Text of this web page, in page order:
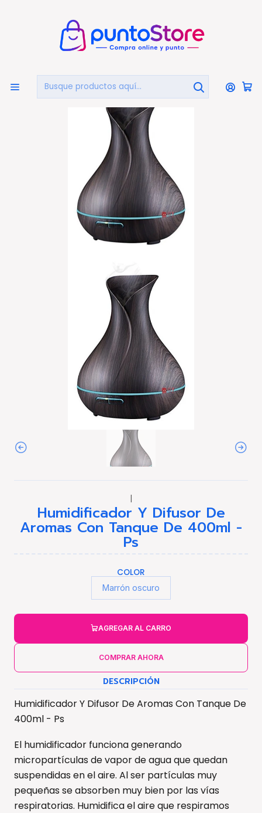
Inicio HOGAR Y DECORACIÓN
Difusores Y Aromatizadores
Humidificador Y Difusor De Aromas Con Tanque De
|
Humidificador Y Difusor De
Aromas Con Tanque De 400ml -
Ps
COLOR
Marrón oscuro
AGREGAR AL CARRO
COMPRAR AHORA
DESCRIPCIÓN
Humidificador Y Difusor De Aromas Con Tanque De
400ml - Ps
El humidificador funciona generando
micropartículas de vapor de agua que quedan
suspendidas en el aire. Al ser partículas muy
pequeñas se absorben muy bien por las vías
respiratorias. Humidifica el aire que respiramos